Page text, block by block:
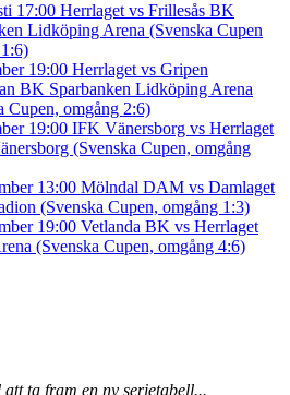
17:00 Herrlaget vs Frillesås BK
Lidköping Arena (Svenska Cupen
19:00 Herrlaget vs Gripen
BK Sparbanken Lidköping Arena
Cupen, omgång 2:6)
19:00 IFK Vänersborg vs Herrlaget
(Svenska Cupen, omgång
13:00 Mölndal DAM vs Damlaget
(Svenska Cupen, omgång 1:3)
19:00 Vetlanda BK vs Herrlaget
(Svenska Cupen, omgång 4:6)
ta fram en ny serietabell...